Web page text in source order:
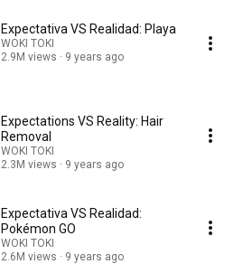
Expectativa VS Realidad: Playa
WOKI TOKI
2.9M views
9 years ago
Expectations VS Reality: Hair
Removal
WOKI TOKI
2.3M views
9 years ago
Expectativa VS Realidad:
Pokémon GO
WOKI TOKI
2.6M views
9 years ago